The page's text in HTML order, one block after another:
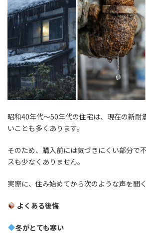
昭和40年代〜50年代の住宅は、現在の新耐
いことも多くあります。
そのため、購入前には気づきにくい部分で
スも少なくありません。
実際に、住み始めてから次のような声を聞
よくある後悔
冬がとても寒い